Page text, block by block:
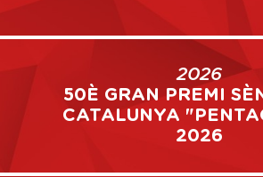
2026
50È GRAN PREMI
CATALUNYA
2026